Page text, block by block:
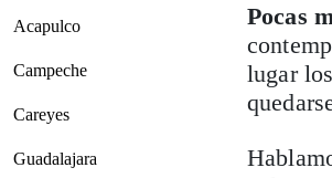
Acapulco
Campeche
Careyes
Guadalajara
Pocas
lugar